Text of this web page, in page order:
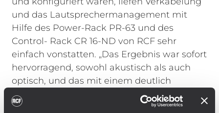
und das Lautsprechermanagement mit
Hilfe des Power-Rack PR-63 und des
Control- Rack CR 16-ND von RCF sehr
einfach vonstatten. „Das Ergebnis war sofort
hervorragend, sowohl akustisch als auch
optisch, und das mit einem deutlich
geringeren Zeitaufwand als geplant.“
Die
Arrays der Main-PA mit jeweils zehn RCF